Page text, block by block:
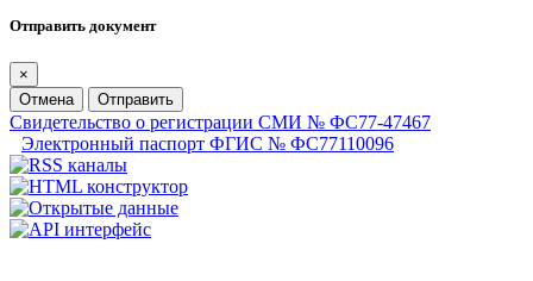
Отправить документ
×
Отмена
Отправить
Свидетельство о регистрации СМИ № ФС77-47467
Электронный паспорт ФГИС № ФС77110096